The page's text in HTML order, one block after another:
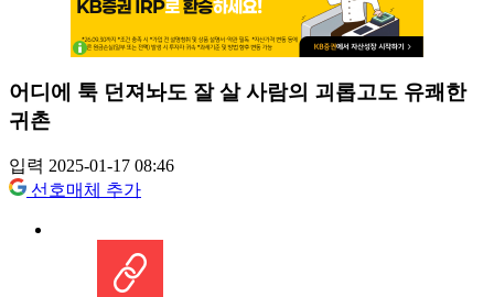
어디에 툭 던져놔도 잘 살 사람의 괴롭고도 유쾌한
귀촌
입력 2025-01-17 08:46
선호매체 추가